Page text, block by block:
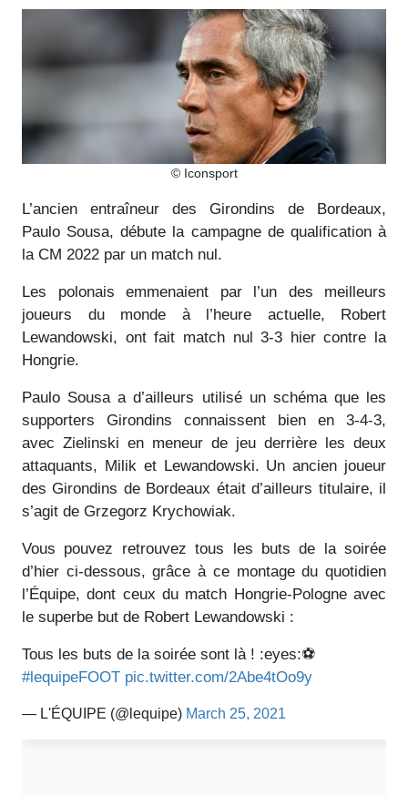
© Iconsport
L’ancien entraîneur des Girondins de Bordeaux,
Paulo Sousa, débute la campagne de qualification à
la CM 2022 par un match nul.
Les polonais emmenaient par l’un des meilleurs
joueurs du monde à l’heure actuelle, Robert
Lewandowski, ont fait match nul 3-3 hier contre la
Hongrie.
Paulo Sousa a d’ailleurs utilisé un schéma que les
supporters Girondins connaissent bien en 3-4-3,
avec Zielinski en meneur de jeu derrière les deux
attaquants, Milik et Lewandowski. Un ancien joueur
des Girondins de Bordeaux était d’ailleurs titulaire, il
s’agit de Grzegorz Krychowiak.
Vous pouvez retrouvez tous les buts de la soirée
d’hier ci-dessous, grâce à ce montage du quotidien
l’Équipe, dont ceux du match Hongrie-Pologne avec
le superbe but de Robert Lewandowski :
Tous les buts de la soirée sont là ! :eyes:⚽️
#lequipeFOOT pic.twitter.com/2Abe4tOo9y
— L'ÉQUIPE (@lequipe) March 25, 2021